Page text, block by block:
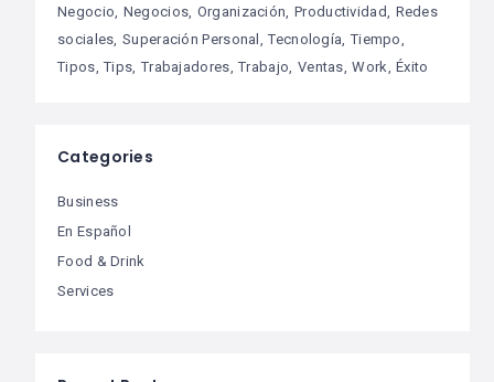
Negocio Negocios Organización Productividad
Redes
sociales Superación Personal Tecnología Tiempo
Tipos Tips Trabajadores Trabajo Ventas Work Éxito
Categories
Business
En Español
Food & Drink
Services